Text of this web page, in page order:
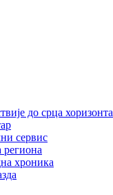
до срца хоризонта
сервис
хроника